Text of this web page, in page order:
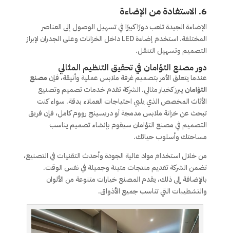
6. الاستفادة من الإضاءة
الإضاءة الجيدة تلعب دورًا كبيرًا في تسهيل الوصول إلى العناصر
المختلفة. استخدم إضاءة LED داخل الخزانات وعلى الجدران لإبراز
التصميم وتسهيل التنقل.
دور مصنع التؤامان في تحقيق التنظيم المثالي
عندما يتعلق الأمر بتصميم غرفة ملابس عملية وأنيقة، فإن مصنع
التؤامانيبرز كخيار مثالي. الشركة تقدم خدمات تصميم وتصنيع
الأثاث المخصص الذي يلبي احتياجات العملاء بدقة. سواء كنت
تبحث عن خزانة ملابس مدمجة أو دريسينج رووم كامل، فإن فريق
التصميم في مصنع التؤامان سيقوم بإنشاء تصميم يناسب
مساحتك وأسلوب حياتك.
من خلال استخدام مواد عالية الجودة وأحدث التقنيات في التصنيع،
تضمن الشركة تقديم منتجات متينة وجميلة في نفس الوقت.
بالإضافة إلى ذلك، يقدم المصنع خيارات متنوعة من الألوان
والتشطيبات التي تناسب جميع الأذواق.